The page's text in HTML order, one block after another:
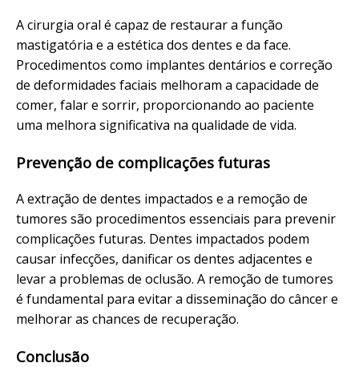
A cirurgia oral é capaz de restaurar a função
mastigatória e a estética dos dentes e da face.
Procedimentos como implantes dentários e correção
de deformidades faciais melhoram a capacidade de
comer, falar e sorrir, proporcionando ao paciente
uma melhora significativa na qualidade de vida.
Prevenção de complicações futuras
A extração de dentes impactados e a remoção de
tumores são procedimentos essenciais para prevenir
complicações futuras. Dentes impactados podem
causar infecções, danificar os dentes adjacentes e
levar a problemas de oclusão. A remoção de tumores
é fundamental para evitar a disseminação do câncer e
melhorar as chances de recuperação.
Conclusão